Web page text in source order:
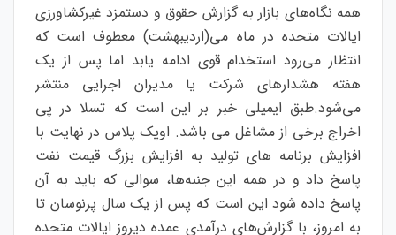
همه نگاه‌های بازار به گزارش حقوق و دستمزد غیرکشاورزی
ایالات متحده در ماه می(اردیبهشت) معطوف است که
انتظار می‌رود استخدام قوی ادامه یابد اما پس از یک
هفته هشدارهای شرکت یا مدیران اجرایی منتشر
می‌شود.طبق ایمیلی خبر بر این است که تسلا در پی
اخراج برخی از مشاغل می باشد. اوپک پلاس در نهایت با
افزایش برنامه های تولید به افزایش بزرگ قیمت نفت
پاسخ داد و در همه این جنبه‌ها، سوالی که باید به آن
پاسخ داده شود این است که پس از یک سال پرنوسان تا
به امروز، با گزارش‌های درآمدی عمده دیروز ایالات متحده